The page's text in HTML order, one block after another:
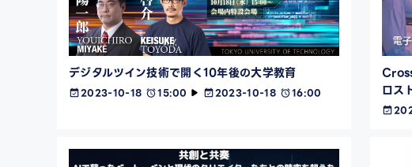
デジタルツイン技術で開く10年後の大学教育
2023-10-18 15:00 2023-10-18 16:00
ロス